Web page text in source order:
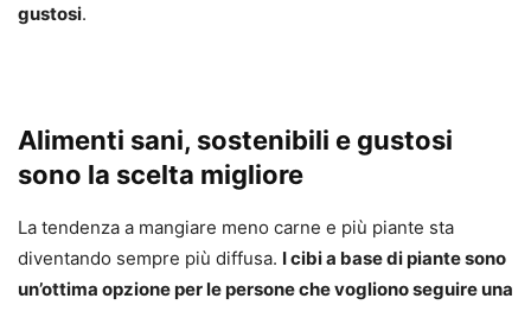
gustosi.
Alimenti sani, sostenibili e gustosi
sono la scelta migliore
La tendenza a mangiare meno carne e più piante sta
diventando sempre più diffusa. I cibi a base di piante sono
un’ottima opzione per le persone che vogliono seguire una